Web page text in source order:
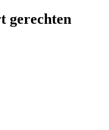
gerechten